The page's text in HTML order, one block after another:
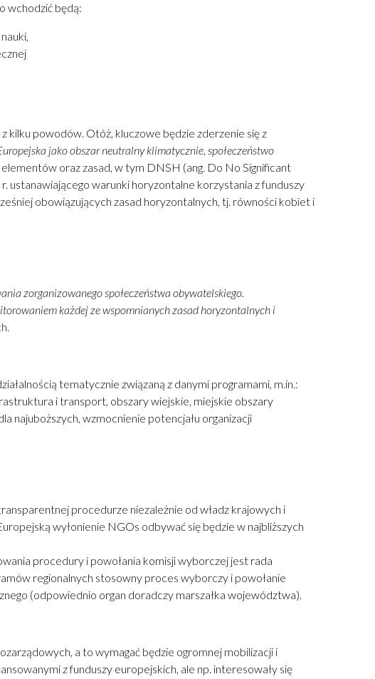
wchodzić będą:
powodów. Otóż, kluczowe będzie zderzenie się z
jako obszar neutralny klimatycznie, społeczeństwo
oraz zasad, w tym DNSH (ang. Do No Significant
ustanawiającego warunki horyzontalne korzystania z funduszy
obowiązujących zasad horyzontalnych, tj. równości kobiet i
zorganizowanego społeczeństwa obywatelskiego.
każdej ze wspomnianych zasad horyzontalnych i
tematycznie związaną z danymi programami, m.in.:
i transport, obszary wiejskie, miejskie obszary
najuboższych, wzmocnienie potencjału organizacji
procedurze niezależnie od władz krajowych i
wyłonienie NGOs odbywać się będzie w najbliższych
procedury i powołania komisji wyborczej jest rada
regionalnych stosowny proces wyborczy i powołanie
(odpowiednio organ doradczy marszałka województwa).
a to wymagać będzie ogromnej mobilizacji i
z funduszy europejskich, ale np. interesowały się